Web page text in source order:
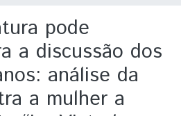
pode
a discussão dos
análise da
a mulher a